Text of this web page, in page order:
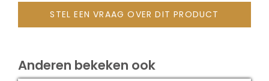
STEL EEN VRAAG OVER DIT PRODUCT
Anderen bekeken ook